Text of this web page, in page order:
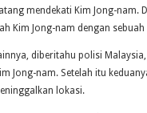
mendekati Kim Jong-nam.
Kim Jong-nam dengan sebuah
diberitahu polisi
Jong-nam. Setelah itu
lokasi.